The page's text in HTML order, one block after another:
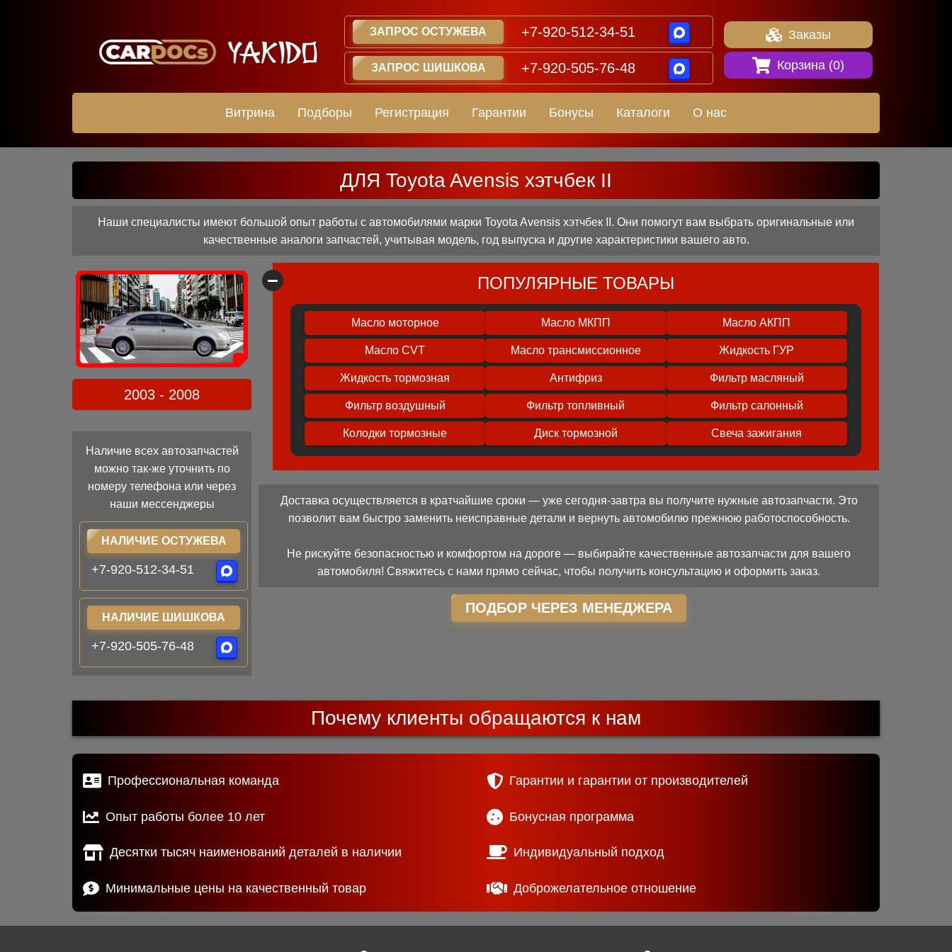
ЗАПРОС ОСТУЖЕВА +7-920-512-34-51
ЗАПРОС ШИШКОВА +7-920-505-76-48
Заказы
Корзина (0)
Витрина Подборы Регистрация Гарантии Бонусы Каталоги О нас
ДЛЯ Toyota Avensis хэтчбек II
Наши специалисты имеют большой опыт работы с автомобилями марки Toyota Avensis хэтчбек II. Они помогут вам выбрать оригинальные или
качественные аналоги запчастей, учитывая модель, год выпуска и другие характеристики вашего авто.
2003 - 2008
Наличие всех автозапчастей
можно так-же уточнить по
номеру телефона или через
наши мессенджеры
НАЛИЧИЕ ОСТУЖЕВА
+7-920-512-34-51
НАЛИЧИЕ ШИШКОВА
+7-920-505-76-48
ПОПУЛЯРНЫЕ ТОВАРЫ
Масло моторное Масло МКПП Масло АКПП
Масло CVT Масло трансмиссионное Жидкость ГУР
Жидкость тормозная Антифриз Фильтр масляный
Фильтр воздушный Фильтр топливный Фильтр салонный
Колодки тормозные Диск тормозной Свеча зажигания
Доставка осуществляется в кратчайшие сроки — уже сегодня-завтра вы получите нужные автозапчасти. Это
позволит вам быстро заменить неисправные детали и вернуть автомобилю прежнюю работоспособность.
Не рискуйте безопасностью и комфортом на дороге — выбирайте качественные автозапчасти для вашего
автомобиля! Свяжитесь с нами прямо сейчас, чтобы получить консультацию и оформить заказ.
ПОДБОР ЧЕРЕЗ МЕНЕДЖЕРА
Почему клиенты обращаются к нам
Профессиональная команда
Опыт работы более 10 лет
Десятки тысяч наименований деталей в наличии
Минимальные цены на качественный товар
Гарантии и гарантии от производителей
Бонусная программа
Индивидуальный подход
Доброжелательное отношение